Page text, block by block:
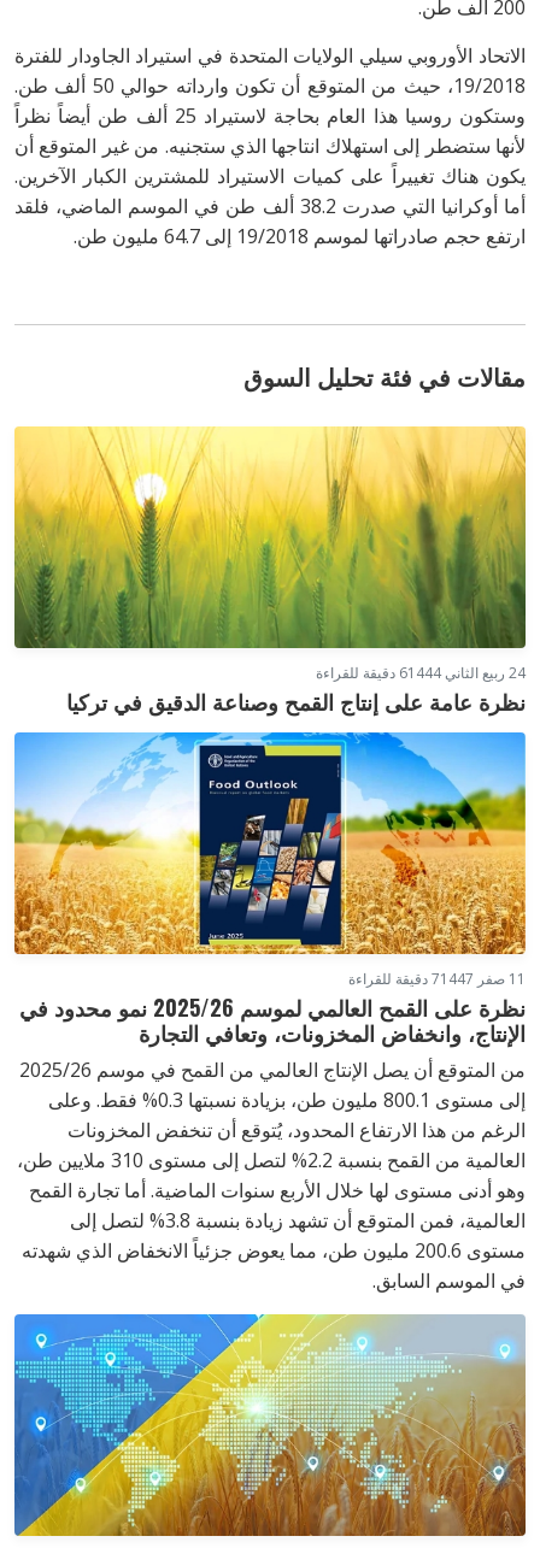
200 ألف طن.
الاتحاد الأوروبي سيلي الولايات المتحدة في استيراد الجاودار للفترة
19/2018، حيث من المتوقع أن تكون وارداته حوالي 50 ألف طن.
وستكون روسيا هذا العام بحاجة لاستيراد 25 ألف طن أيضاً نظراً
لأنها ستضطر إلى استهلاك انتاجها الذي ستجنيه. من غير المتوقع أن
يكون هناك تغييراً على كميات الاستيراد للمشترين الكبار الآخرين.
أما أوكرانيا التي صدرت 38.2 ألف طن في الموسم الماضي، فلقد
ارتفع حجم صادراتها لموسم 19/2018 إلى 64.7 مليون طن.
مقالات في فئة تحليل السوق
24 ربيع الثاني 1444 6 دقيقة للقراءة
نظرة عامة على إنتاج القمح وصناعة الدقيق في تركيا
11 صفر 1447 7 دقيقة للقراءة
نظرة على القمح العالمي لموسم 2025/26 نمو محدود في
الإنتاج، وانخفاض المخزونات، وتعافي التجارة
من المتوقع أن يصل الإنتاج العالمي من القمح في موسم 2025/26
إلى مستوى 800.1 مليون طن، بزيادة نسبتها 0.3% فقط. وعلى
الرغم من هذا الارتفاع المحدود، يُتوقع أن تنخفض المخزونات
العالمية من القمح بنسبة 2.2% لتصل إلى مستوى 310 ملايين طن،
وهو أدنى مستوى لها خلال الأربع سنوات الماضية. أما تجارة القمح
العالمية، فمن المتوقع أن تشهد زيادة بنسبة 3.8% لتصل إلى
مستوى 200.6 مليون طن، مما يعوض جزئياً الانخفاض الذي شهدته
في الموسم السابق.